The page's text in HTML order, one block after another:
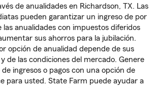
de anualidades en Richardson, TX. Las
pueden garantizar un ingreso de por
anualidades con impuestos diferidos
sus ahorros para la jubilación.
opción de anualidad depende de sus
de las condiciones del mercado. Genere
ingresos o pagos con una opción de
para usted. State Farm puede ayudar a